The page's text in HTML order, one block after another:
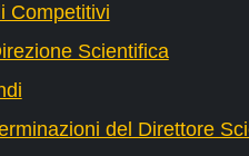
Competitivi
Scientifica
del Direttore